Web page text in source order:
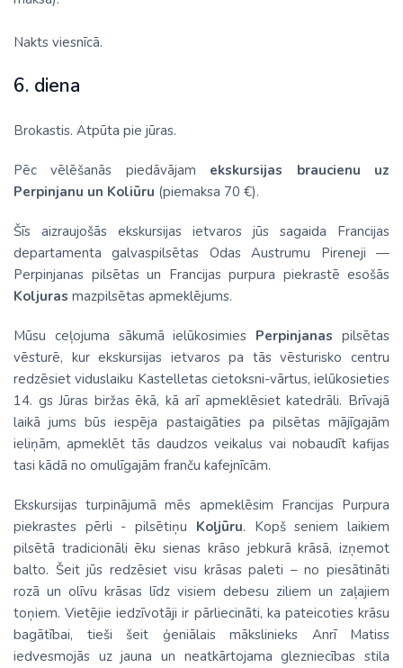
Nakts viesnīcā.
6. diena
Brokastis. Atpūta pie jūras.
Pēc vēlēšanās piedāvājam ekskursijas braucienu uz
Perpinjanu un Koliūru (piemaksa 70 €).
Šīs aizraujošās ekskursijas ietvaros jūs sagaida Francijas
departamenta galvaspilsētas Odas Austrumu Pireneji —
Perpinjanas pilsētas un Francijas purpura piekrastē esošās
Koljuras mazpilsētas apmeklējums.
Mūsu ceļojuma sākumā ielūkosimies Perpinjanas pilsētas
vēsturē, kur ekskursijas ietvaros pa tās vēsturisko centru
redzēsiet viduslaiku Kastelletas cietoksni-vārtus, ielūkosieties
14. gs Jūras biržas ēkā, kā arī apmeklēsiet katedrāli. Brīvajā
laikā jums būs iespēja pastaigāties pa pilsētas mājīgajām
ieliņām, apmeklēt tās daudzos veikalus vai nobaudīt kafijas
tasi kādā no omulīgajām franču kafejnīcām.
Ekskursijas turpinājumā mēs apmeklēsim Francijas Purpura
piekrastes pērli - pilsētiņu Koļjūru. Kopš seniem laikiem
pilsētā tradicionāli ēku sienas krāso jebkurā krāsā, izņemot
balto. Šeit jūs redzēsiet visu krāsas paleti – no piesātināti
rozā un olīvu krāsas līdz visiem debesu ziliem un zaļajiem
toņiem. Vietējie iedzīvotāji ir pārliecināti, ka pateicoties krāsu
bagātībai, tieši šeit ģeniālais mākslinieks Anrī Matiss
iedvesmojās uz jauna un neatkārtojama glezniecības stila